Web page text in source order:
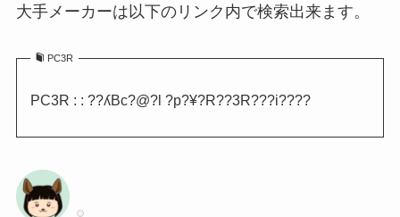
大手メーカーは以下のリンク内で検索出来ます。
PC3R
PC3R : : ??ʎВc?@?l ?p?¥?R??3R???i????